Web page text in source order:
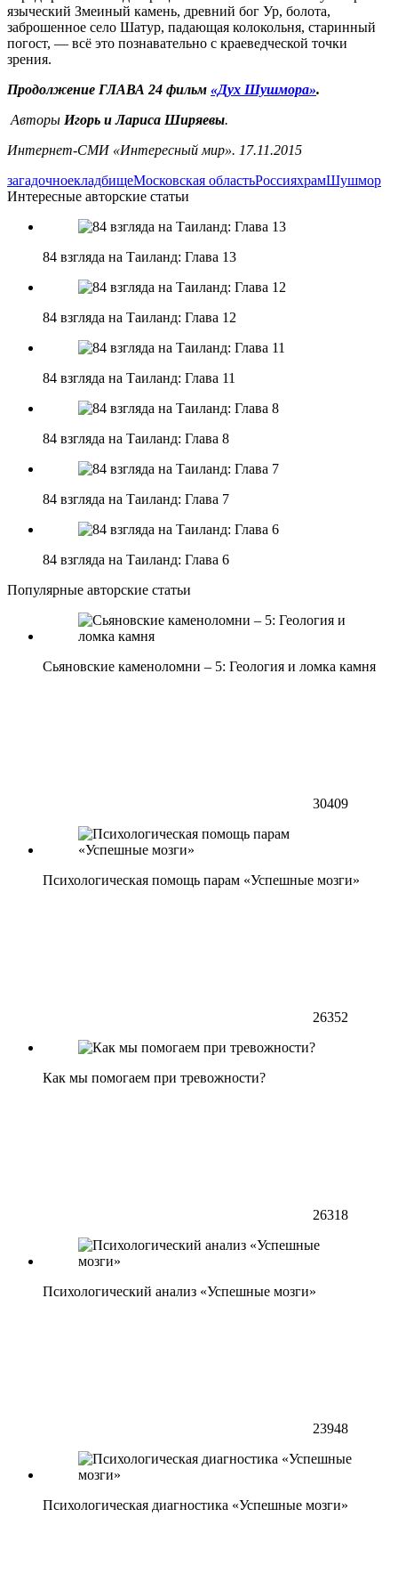
языческий Змеиный камень, древний бог Ур, болота,
заброшенное село Шатур, падающая колокольня, старинный
погост, — всё это познавательно с краеведческой точки
зрения.
Продолжение ГЛАВА 24 фильм «Дух Шушмора».
Авторы Игорь и Лариса Ширяевы.
Интернет-СМИ «Интересный мир». 17.11.2015
загадочноекладбищеМосковская областьРоссияхрамШушмор
Интересные авторские статьи
84 взгляда на Таиланд: Глава 13
84 взгляда на Таиланд: Глава 12
84 взгляда на Таиланд: Глава 11
84 взгляда на Таиланд: Глава 8
84 взгляда на Таиланд: Глава 7
84 взгляда на Таиланд: Глава 6
Популярные авторские статьи
Сьяновские каменоломни – 5: Геология и ломка камня
30409
Психологическая помощь парам «Успешные мозги»
26352
Как мы помогаем при тревожности?
26318
Психологический анализ «Успешные мозги»
23948
Психологическая диагностика «Успешные мозги»